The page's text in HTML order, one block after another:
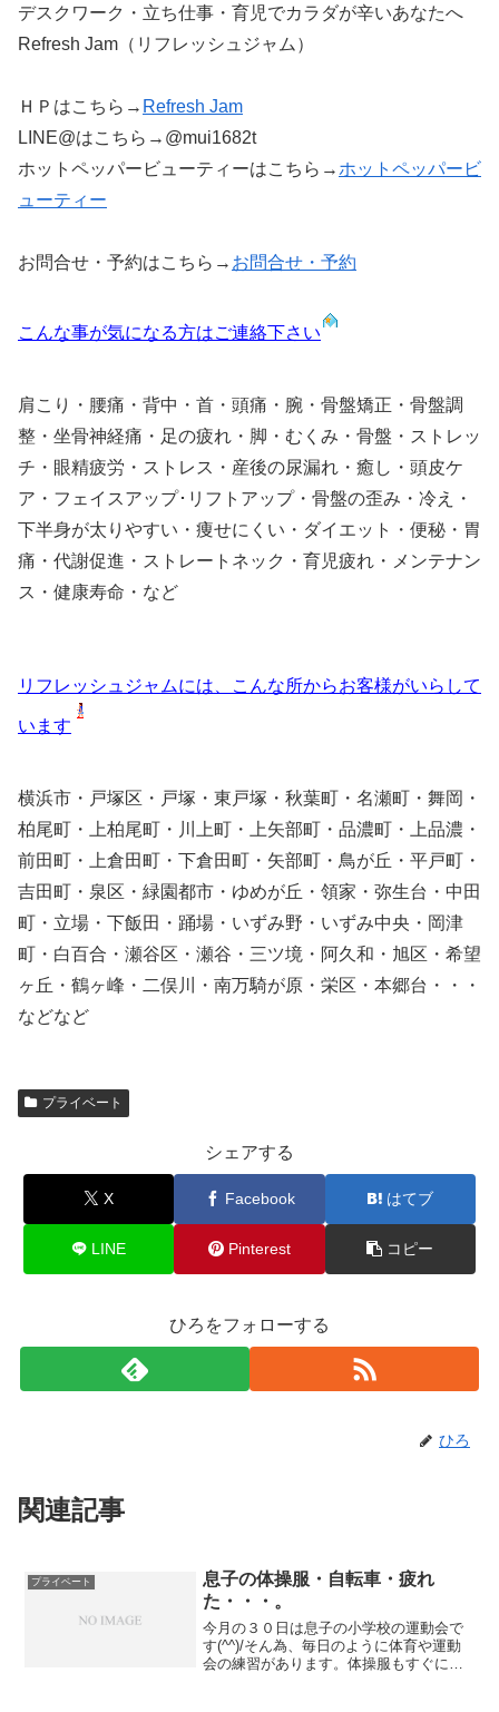
デスクワーク・立ち仕事・育児でカラダが辛いあなたへ
Refresh Jam（リフレッシュジャム）
ＨＰはこちら→ Refresh Jam
LINE@はこちら→@mui1682t
ホットペッパービューティーはこちら→ ホットペッパービ
ューティー
お問合せ・予約はこちら→ お問合せ・予約
こんな事が気になる方はご連絡下さい
肩こり・腰痛・背中・首・頭痛・腕・骨盤矯正・骨盤調
整・坐骨神経痛・足の疲れ・脚・むくみ・骨盤・ストレッ
チ・眼精疲労・ストレス・産後の尿漏れ・癒し・頭皮ケ
ア・フェイスアップ･リフトアップ・骨盤の歪み・冷え・
下半身が太りやすい・痩せにくい・ダイエット・便秘・胃
痛・代謝促進・ストレートネック・育児疲れ・メンテナン
ス・健康寿命・など
リフレッシュジャムには、こんな所からお客様がいらして
います
横浜市・戸塚区・戸塚・東戸塚・秋葉町・名瀬町・舞岡・
柏尾町・上柏尾町・川上町・上矢部町・品濃町・上品濃・
前田町・上倉田町・下倉田町・矢部町・鳥が丘・平戸町・
吉田町・泉区・緑園都市・ゆめが丘・領家・弥生台・中田
町・立場・下飯田・踊場・いずみ野・いずみ中央・岡津
町・白百合・瀬谷区・瀬谷・三ツ境・阿久和・旭区・希望
ヶ丘・鶴ヶ峰・二俣川・南万騎が原・栄区・本郷台・・・
などなど
プライベート
シェアする
X Facebook はてブ
LINE Pinterest コピー
ひろをフォローする
ひろ
関連記事
プライベート
息子の体操服・自転車・疲れ
た・・・。
今月の３０日は息子の小学校の運動会で
す(^^)/そん為、毎日のように体育や運動
会の練習があります。体操服もすぐに汚